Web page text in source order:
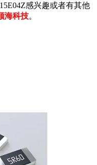
感兴趣或者有其他
海科技。